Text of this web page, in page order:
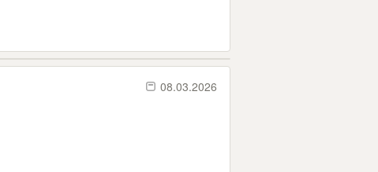
08.03.2026